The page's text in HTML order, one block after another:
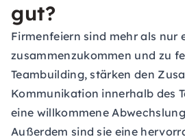
gut?
Firmenfeiern sind mehr als nur
zusammenzukommen und zu
Teambuilding, stärken den
Kommunikation innerhalb des
eine willkommene
Außerdem sind sie eine